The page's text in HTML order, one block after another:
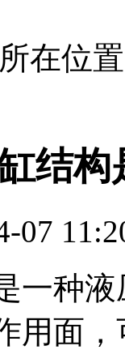
在位
结构
07
一种
用面